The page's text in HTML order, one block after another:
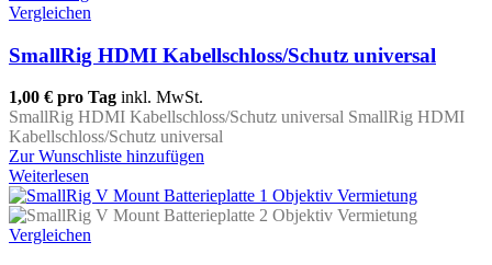
Vergleichen
SmallRig HDMI Kabellschloss/Schutz universal
1,00 € pro Tag inkl. MwSt.
SmallRig HDMI Kabellschloss/Schutz universal SmallRig HDMI
Kabellschloss/Schutz universal
Zur Wunschliste hinzufügen
Weiterlesen
Vergleichen